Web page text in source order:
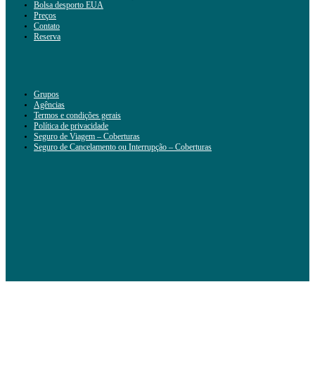
Bolsa desporto EUA
Preços
Contato
Reserva
Grupos
Agências
Termos e condições gerais
Política de privacidade
Seguro de Viagem – Coberturas
Seguro de Cancelamento ou Interrupção – Coberturas